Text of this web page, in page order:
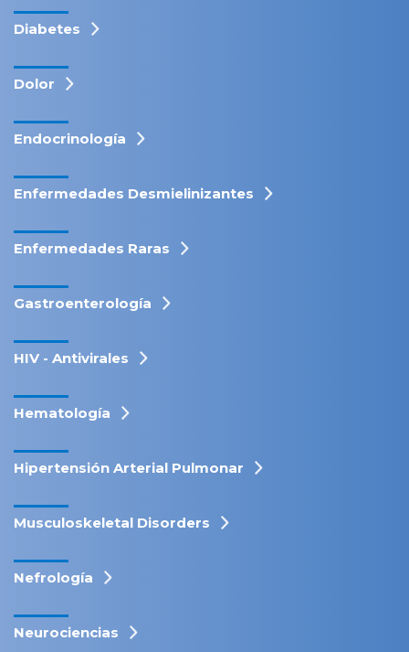
Diabetes
Dolor
Endocrinología
Enfermedades Desmielinizantes
Enfermedades Raras
Gastroenterología
HIV - Antivirales
Hematología
Hipertensión Arterial Pulmonar
Musculoskeletal Disorders
Nefrología
Neurociencias